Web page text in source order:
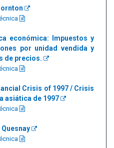
económica: Impuestos y
por unidad vendida y
de precios.
Crisis of 1997 / Crisis
asiática de 1997